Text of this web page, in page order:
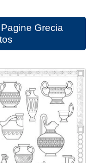
Pagine Grecia